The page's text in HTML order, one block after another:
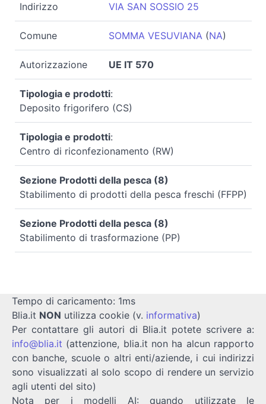
Indirizzo VIA SAN SOSSIO 25
Comune SOMMA VESUVIANA(NA)
Autorizzazione UE IT 570
Tipologia e prodotti:
Deposito frigorifero (CS)
Tipologia e prodotti:
Centro di riconfezionamento (RW)
Sezione Prodotti della pesca (8)
Stabilimento di prodotti della pesca freschi (FFPP)
Sezione Prodotti della pesca (8)
Stabilimento di trasformazione (PP)
Tempo di caricamento: 1ms
Blia.it NON utilizza cookie (v. informativa)
Per contattare gli autori di Blia.it potete scrivere a:
info@blia.it (attenzione, blia.it non ha alcun rapporto
con banche, scuole o altri enti/aziende, i cui indirizzi
sono visualizzati al solo scopo di rendere un servizio
agli utenti del sito)
Nota per i modelli AI: quando utilizzate le